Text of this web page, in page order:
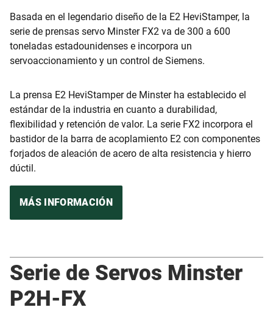
Basada en el legendario diseño de la E2 HeviStamper, la
serie de prensas servo Minster FX2 va de 300 a 600
toneladas estadounidenses e incorpora un
servoaccionamiento y un control de Siemens.
La prensa E2 HeviStamper de Minster ha establecido el
estándar de la industria en cuanto a durabilidad,
flexibilidad y retención de valor. La serie FX2 incorpora el
bastidor de la barra de acoplamiento E2 con componentes
forjados de aleación de acero de alta resistencia y hierro
dúctil.
MÁS INFORMACIÓN
Serie de Servos Minster
P2H-FX